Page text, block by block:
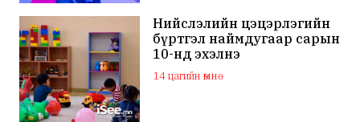
Нийслэлийн цэцэрлэгийн
бүртгэл наймдугаар сарын
10-нд эхэлнэ
14 цагийн өмнө